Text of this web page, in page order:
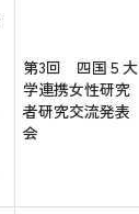
第3回 四国５大
学連携女性研究
者研究交流発表
会